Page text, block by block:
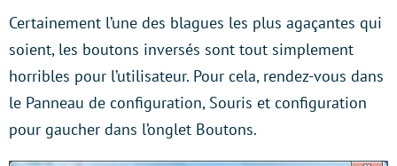
Certainement l’une des blagues les plus agaçantes qui
soient, les boutons inversés sont tout simplement
horribles pour l’utilisateur. Pour cela, rendez-vous dans
le Panneau de configuration, Souris et configuration
pour gaucher dans l’onglet Boutons.